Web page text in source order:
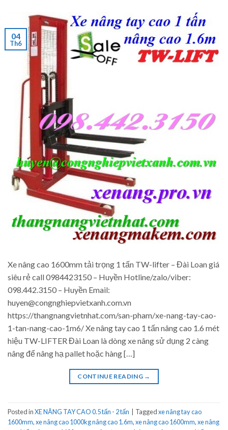
04
Th6
Xe nâng cao 1600mm tải trọng 1 tấn TW-lifter – Đài Loan giá
siêu rẻ call 0984423150 – Huyền Hotline/zalo/viber:
098.442.3150 – Huyền Email:
huyen@congnghiepvietxanh.com.vn
https://thangnangvietnhat.com/san-pham/xe-nang-tay-cao-
1-tan-nang-cao-1m6/ Xe nâng tay cao 1 tấn nâng cao 1.6 mét
hiệu TW-LIFTER Đài Loan là dòng xe nâng sử dụng 2 càng
nâng để nâng hạ pallet hoặc hàng […]
CONTINUE READING →
Posted inXE NÂNG TAY CAO 0.5 tấn - 2 tấn Taggedxe nâng tay cao
1600mm,xe nâng cao 1000kg nâng cao 1.6m,xe nâng cao 1600mm,xe nâng